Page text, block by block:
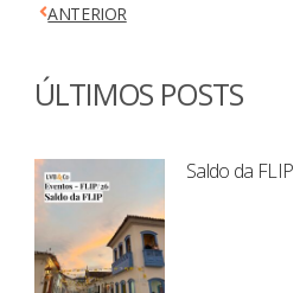
ANTERIOR
ÚLTIMOS POSTS
Saldo da FLIP